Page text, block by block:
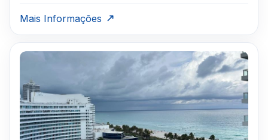
Mais Informações